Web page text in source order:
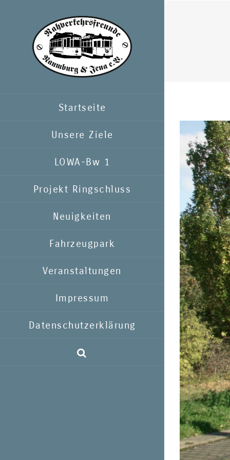
springen
Startseite
Unsere Ziele
LOWA-Bw 1
Projekt Ringschluss
Neuigkeiten
Fahrzeugpark
Veranstaltungen
Impressum
Datenschutzerklärung
Zeige
grösseres
Bild